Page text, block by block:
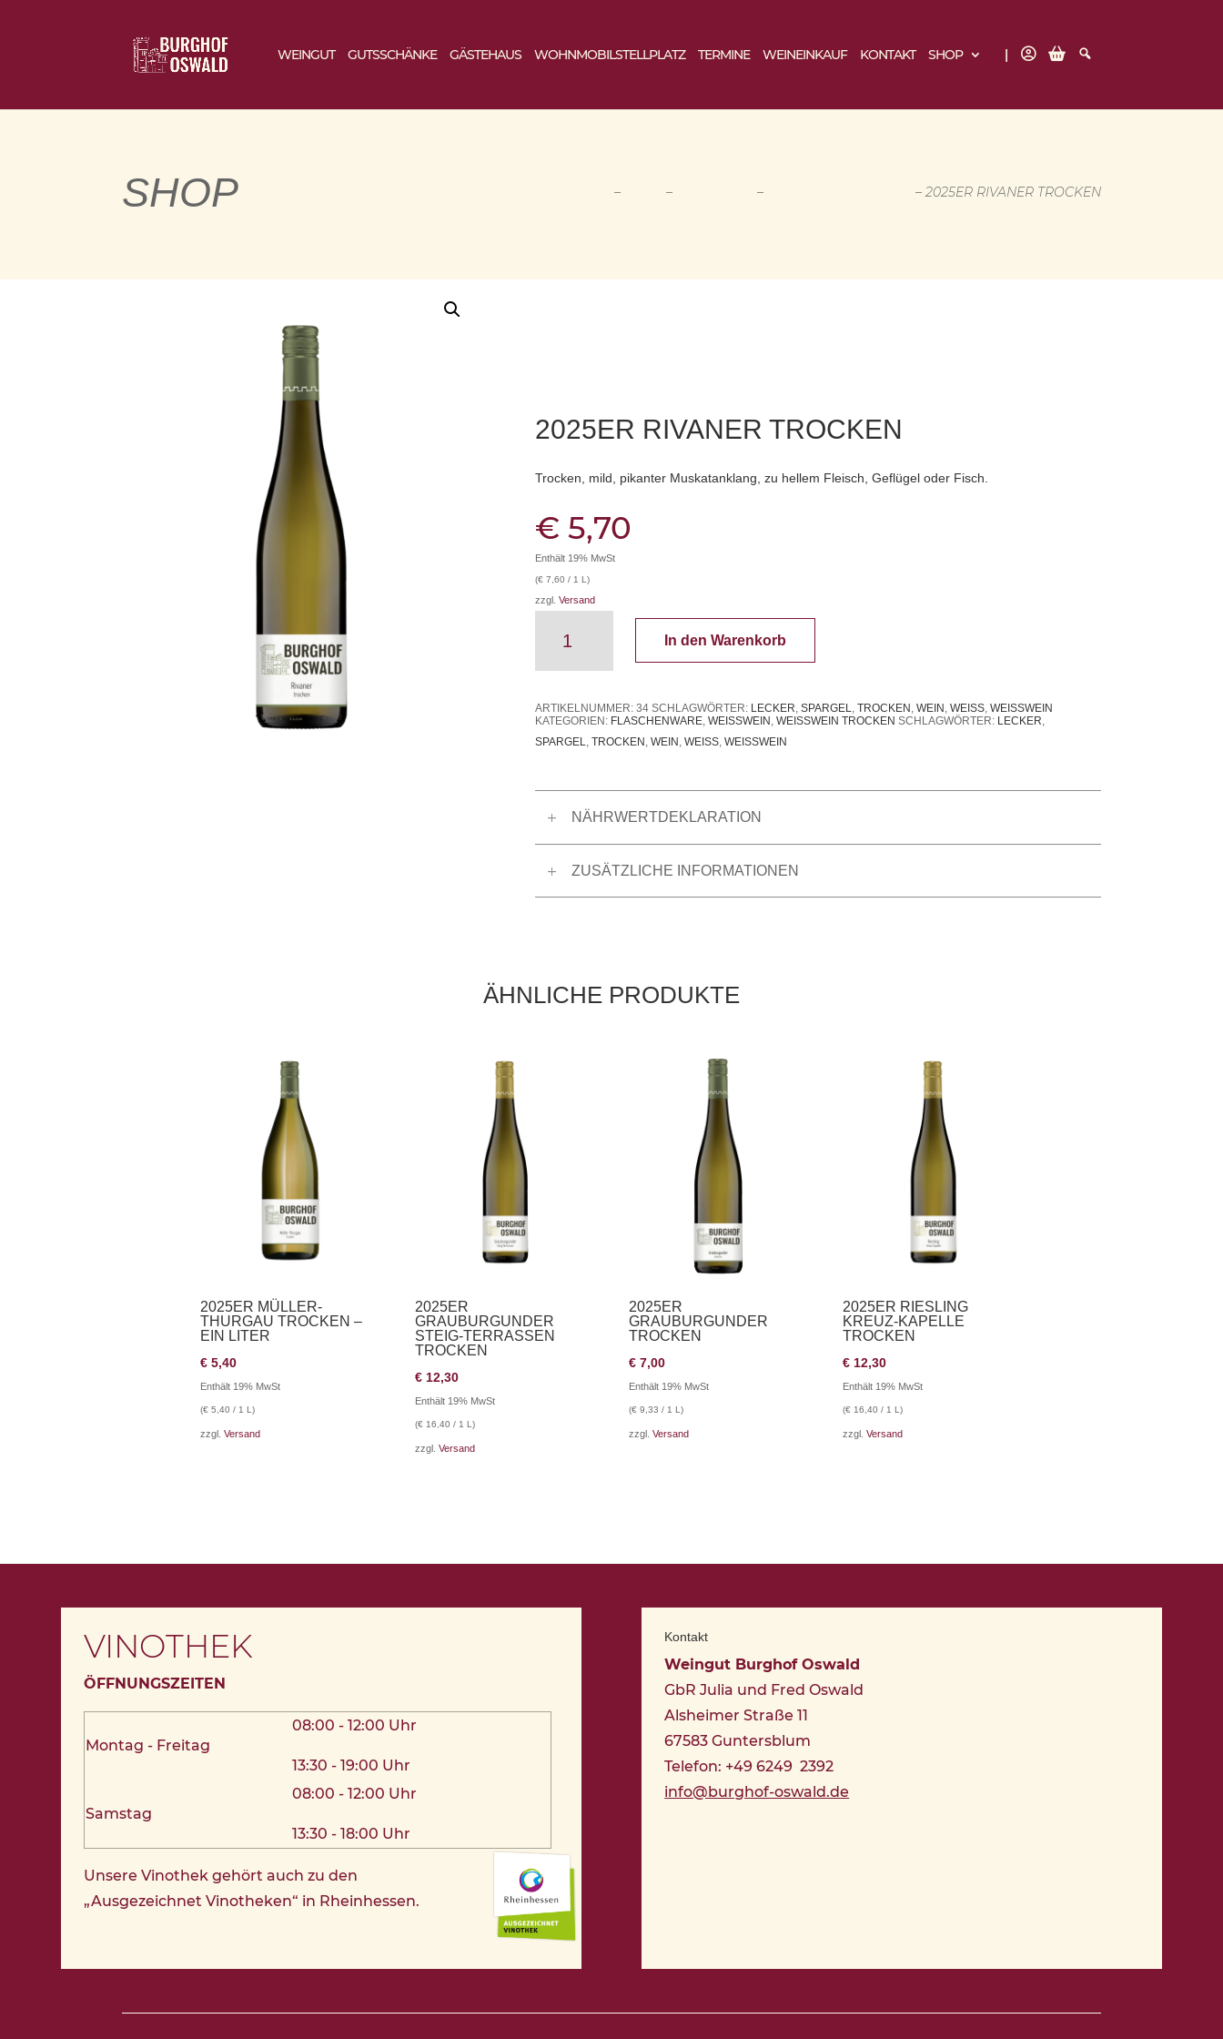
WEINGUT GUTSSCHÄNKE GÄSTEHAUS WOHNMOBILSTELLPLATZ TERMINE WEINEINKAUF KONTAKT SHOP B W S
SHOP – – – – 2025ER RIVANER TROCKEN
2025ER RIVANER TROCKEN
Trocken, mild, pikanter Muskatanklang, zu hellem Fleisch, Geflügel oder Fisch.
€ 5,70
Enthält 19% MwSt
(€ 7,60 / 1 L)
zzgl.Versand
Rivaner
In den Warenkorb
ARTIKELNUMMER:34 SCHLAGWÖRTER: LECKER ,SPARGEL ,TROCKEN ,WEIN ,WEISS ,WEISSWEIN
KATEGORIEN: FLASCHENWARE,WEISSWEIN ,WEISSWEIN TROCKEN SCHLAGWÖRTER: LECKER,
SPARGEL,TROCKEN ,WEIN ,WEISS ,WEISSWEIN
NÄHRWERTDEKLARATION
ZUSÄTZLICHE INFORMATIONEN
ÄHNLICHE PRODUKTE
2025ER MÜLLER-
THURGAU TROCKEN –
EIN LITER
€ 5,40
Enthält 19% MwSt
(€ 5,40 / 1 L)
zzgl.Versand
2025ER
GRAUBURGUNDER
STEIG-TERRASSEN
TROCKEN
€12,30
Enthält 19% MwSt
(€16,40 / 1 L)
zzgl. Versand
2025ER
GRAUBURGUNDER
TROCKEN
€7,00
Enthält 19% MwSt
(€9,33 / 1 L)
zzgl. Versand
2025ER RIESLING
KREUZ-KAPELLE
TROCKEN
€12,30
Enthält 19% MwSt
(€16,40 / 1 L)
zzgl. Versand
VINOTHEK
ÖFFNUNGSZEITEN
Montag - Freitag
08:00 - 12:00 Uhr
13:30 - 19:00 Uhr
Samstag
08:00 - 12:00 Uhr
13:30 - 18:00 Uhr
Unsere Vinothek gehört auch zu den
„Ausgezeichnet Vinotheken“ in Rheinhessen.
Kontakt
Weingut Burghof Oswald
GbR Julia und Fred Oswald
Alsheimer Straße 11
67583 Guntersblum
Telefon: +49 6249 2392
info@burghof-oswald.de